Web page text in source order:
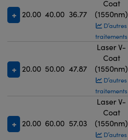
20.00 40.00 36.77
Coat
(1550nm)
D’autres
traitements
20.00 50.00 47.87
Laser V-
Coat
(1550nm)
D’autres
traitements
20.00 60.00 57.03
Laser V-
Coat
(1550nm)
D’autres